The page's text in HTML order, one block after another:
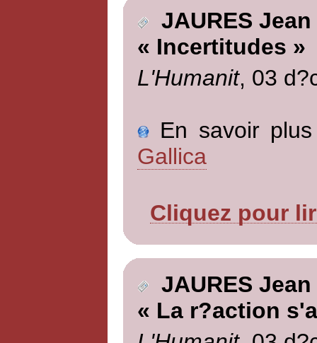
JAURES Jean
« Incertitudes »
L'Humanit, 03
En savoir
Gallica
Cliquez pour
JAURES Jean
« La r?action